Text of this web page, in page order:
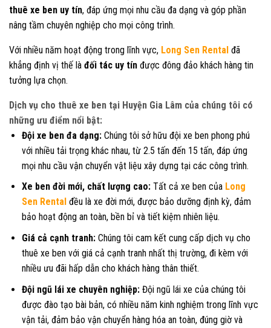
thuê xe ben uy tín, đáp ứng mọi nhu cầu đa dạng và góp phần
nâng tầm chuyên nghiệp cho mọi công trình.
Với nhiều năm hoạt động trong lĩnh vực, Long Sen Rental đã
khẳng định vị thế là đối tác uy tín được đông đảo khách hàng tin
tưởng lựa chọn.
Dịch vụ cho thuê xe ben tại Huyện Gia Lâm của chúng tôi có
những ưu điểm nổi bật:
Đội xe ben đa dạng:Chúng tôi sở hữu đội xe ben phong phú
với nhiều tải trọng khác nhau, từ 2.5 tấn đến 15 tấn, đáp ứng
mọi nhu cầu vận chuyển vật liệu xây dựng tại các công trình.
Xe ben đời mới, chất lượng cao:Tất cả xe ben của Long
Sen Rental đều là xe đời mới, được bảo dưỡng định kỳ, đảm
bảo hoạt động an toàn, bền bỉ và tiết kiệm nhiên liệu.
Giá cả cạnh tranh:Chúng tôi cam kết cung cấp dịch vụ cho
thuê xe ben với giá cả cạnh tranh nhất thị trường, đi kèm với
nhiều ưu đãi hấp dẫn cho khách hàng thân thiết.
Đội ngũ lái xe chuyên nghiệp:Đội ngũ lái xe của chúng tôi
được đào tạo bài bản, có nhiều năm kinh nghiệm trong lĩnh vực
vận tải, đảm bảo vận chuyển hàng hóa an toàn, đúng giờ và